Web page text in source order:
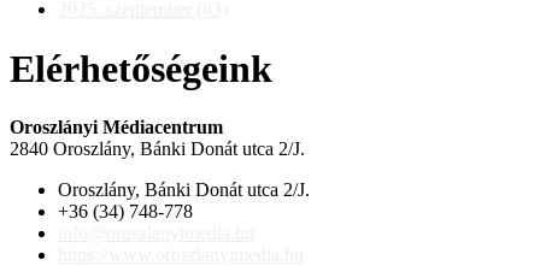
Elérhetőségeink
Oroszlányi Médiacentrum
2840 Oroszlány, Bánki Donát utca 2/J.
Oroszlány, Bánki Donát utca 2/J.
+36 (34) 748-778